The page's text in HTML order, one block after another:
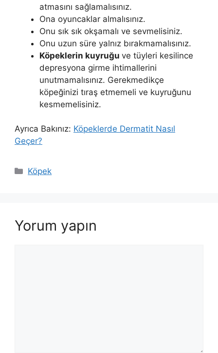
atmasını sağlamalısınız.
Ona oyuncaklar almalısınız.
Onu sık sık okşamalı ve sevmelisiniz.
Onu uzun süre yalnız bırakmamalısınız.
Köpeklerin kuyruğu ve tüyleri kesilince
depresyona girme ihtimallerini
unutmamalısınız. Gerekmedikçe
köpeğinizi tıraş etmemeli ve kuyruğunu
kesmemelisiniz.
Ayrıca Bakınız: Köpeklerde Dermatit Nasıl
Geçer?
Kategoriler
Köpek
Yorum yapın